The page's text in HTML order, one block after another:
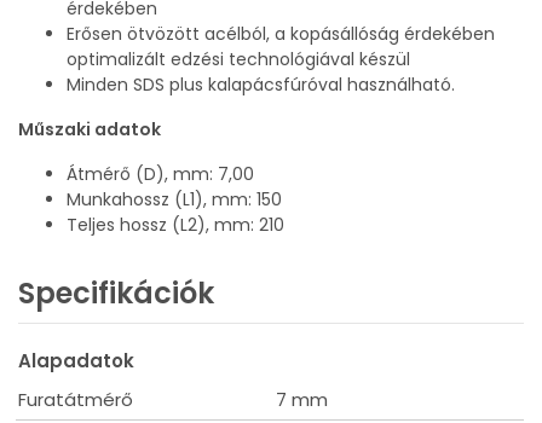
érdekében
Erősen ötvözött acélból, a kopásállóság érdekében
optimalizált edzési technológiával készül
Minden SDS plus kalapácsfúróval használható.
Műszaki adatok
Átmérő (D), mm: 7,00
Munkahossz (L1), mm: 150
Teljes hossz (L2), mm: 210
Specifikációk
Alapadatok
Furatátmérő
7 mm